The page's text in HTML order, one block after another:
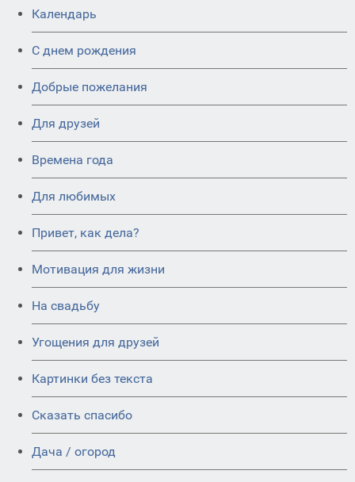
Календарь
C днем рождения
Добрые пожелания
Для друзей
Времена года
Для любимых
Привет, как дела?
Мотивация для жизни
На свадьбу
Угощения для друзей
Картинки без текста
Сказать спасибо
Дача / огород